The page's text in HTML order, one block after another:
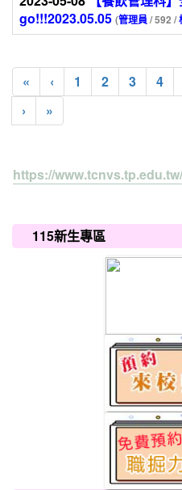
go!!!2023.05.05 (管理員/ 592 /
« ‹ 1 2 3 4
›
»
https://
115新生專區